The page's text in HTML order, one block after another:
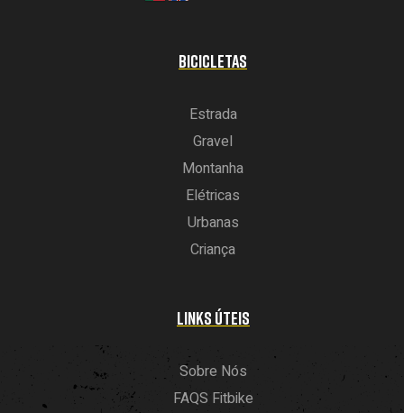
BICICLETAS
Estrada
Gravel
Montanha
Elétricas
Urbanas
Criança
LINKS ÚTEIS
Sobre Nós
FAQS Fitbike